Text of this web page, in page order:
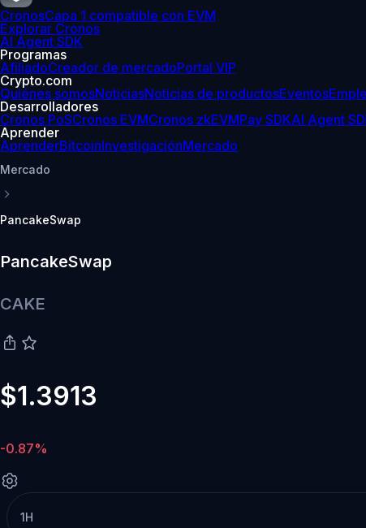
CronosCapa 1 compatible con EVM
Explorar Cronos
AI Agent SDK
Programas
AfiliadoCreador de mercadoPortal VIP
Crypto.com
Quiénes somosNoticiasNoticias de productosEventos
Desarrolladores
Cronos PoSCronos EVMCronos zkEVMPay SDKAI Agent
Aprender
AprenderBitcoinInvestigaciónMercado
Mercado
PancakeSwap
PancakeSwap
CAKE
$1.3913
-0.87%
1H